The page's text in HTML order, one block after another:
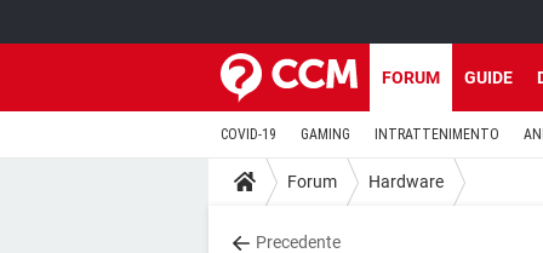
FORUM GUIDE
COVID-19 GAMING INTRATTENIMENTO
Forum Hardware
Precedente